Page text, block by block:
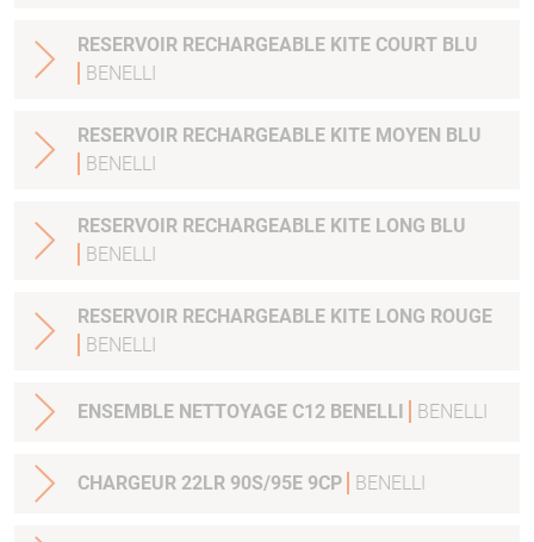
RESERVOIR RECHARGEABLE KITE COURT BLU
BENELLI
RESERVOIR RECHARGEABLE KITE MOYEN BLU
BENELLI
RESERVOIR RECHARGEABLE KITE LONG BLU
BENELLI
RESERVOIR RECHARGEABLE KITE LONG ROUGE
BENELLI
ENSEMBLE NETTOYAGE C12 BENELLI BENELLI
CHARGEUR 22LR 90S/95E 9CP BENELLI